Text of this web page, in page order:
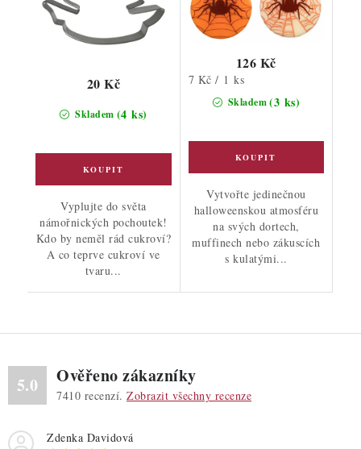
Skladem (4 ks)
20 Kč
Vyplujte do světa
námořnických pochoutek!
Kdo by neměl rád cukroví?
A co teprve cukroví ve
tvaru...
Skladem(3 ks)
126 Kč
Měrná
7 Kč / 1 ks
Vytvořte jedinečnou
halloweenskou atmosféru
na svých dortech,
muffinech nebo zákuscích
s kulatými...
5.0 Ověřeno zákazníky
7410 recenzí. Zobrazit všechny recenze
Zdenka Davidová